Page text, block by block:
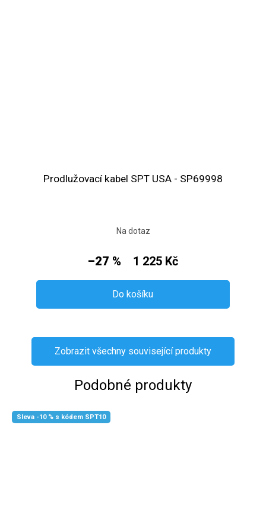
Prodlužovací kabel SPT USA - SP69998
Na dotaz
–27 % 1 225 Kč
Do košíku
Zobrazit všechny související produkty
Podobné produkty
Sleva -10 % s kódem SPT10